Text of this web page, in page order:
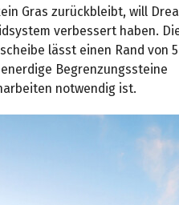
Gras zurückbleibt, will
verbessert haben.
lässt einen Rand von
Begrenzungssteine
notwendig ist.